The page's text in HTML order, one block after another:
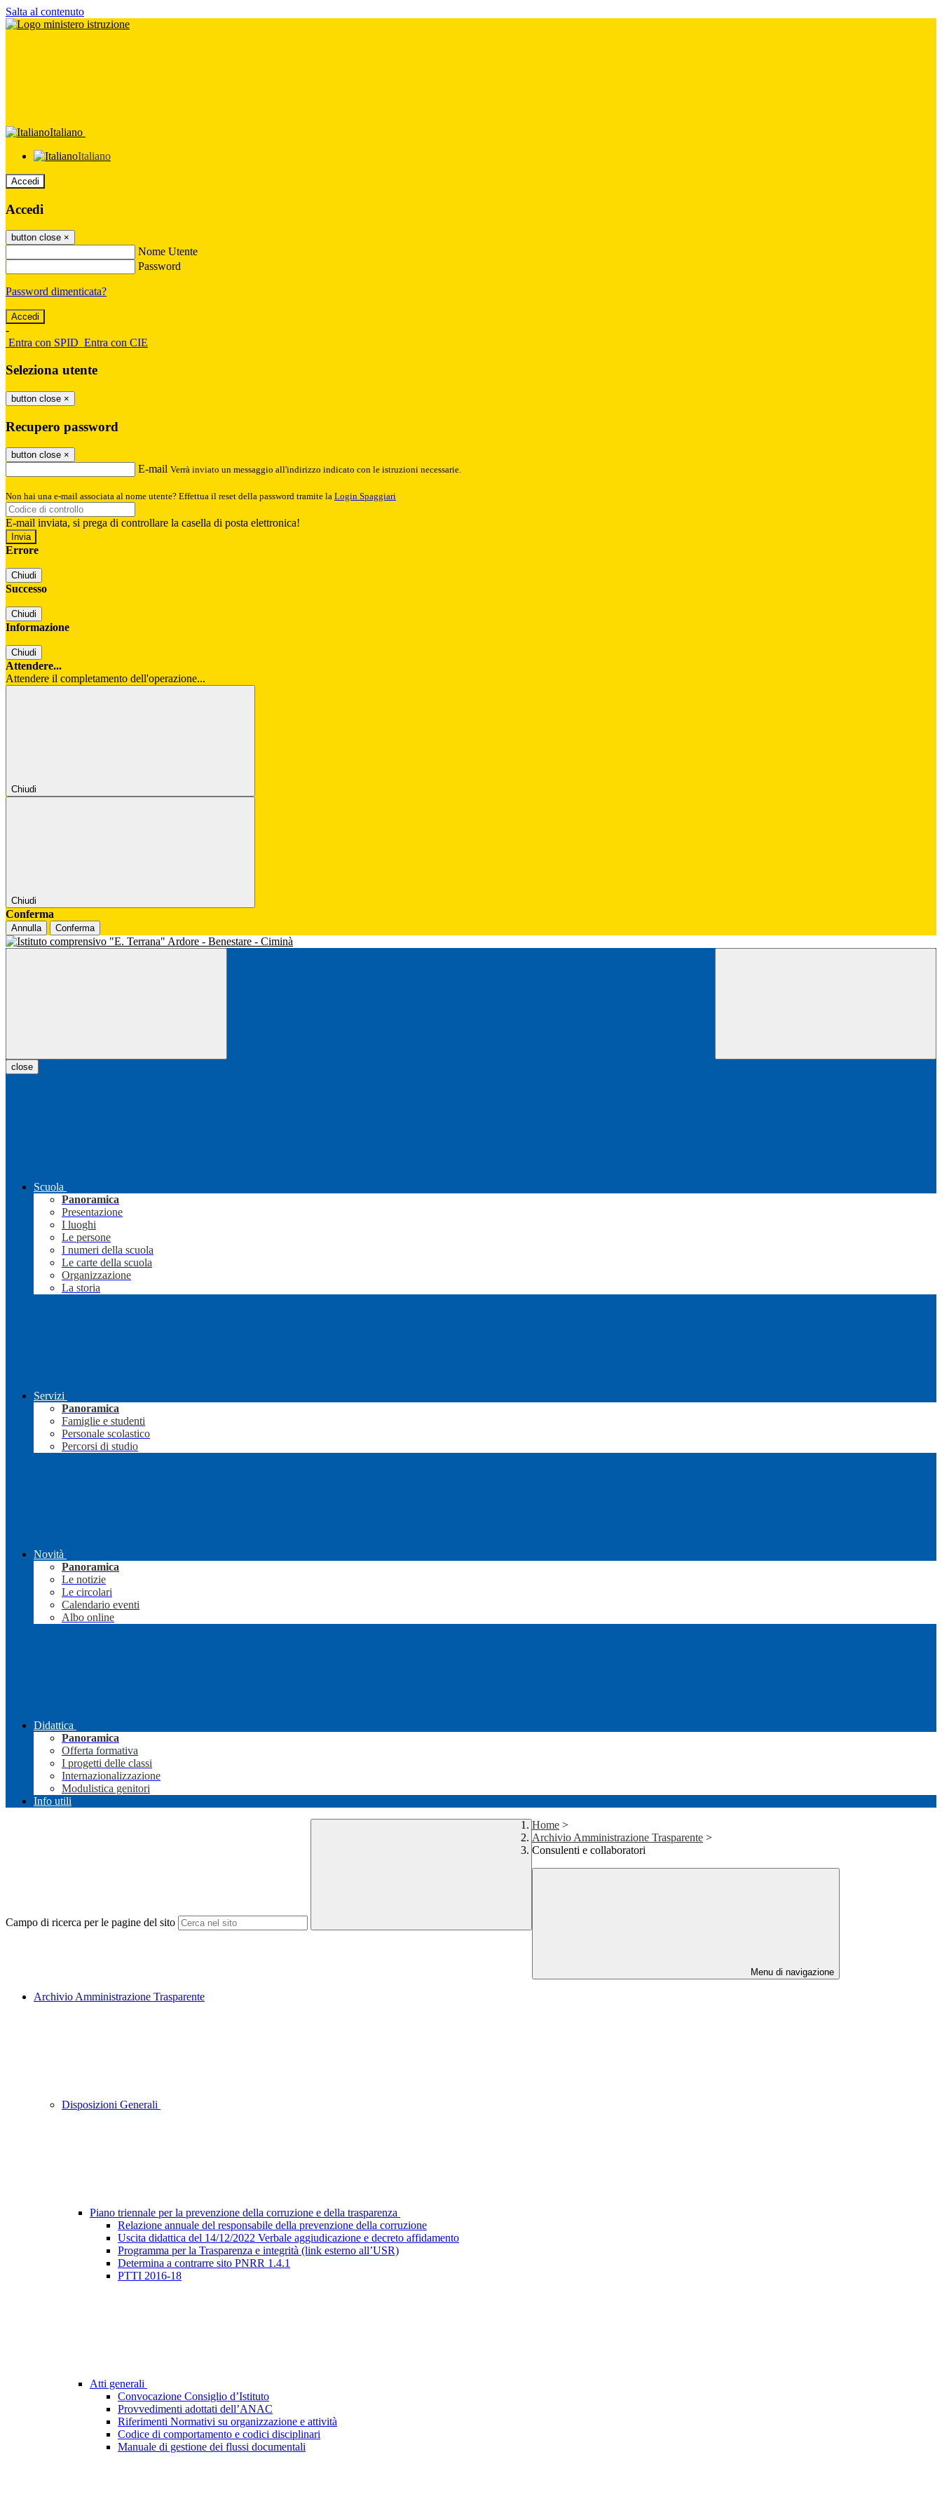
Salta al contenuto
Italiano
Italiano
Accedi
Accedi
button close ×
Nome Utente
Password
Password dimenticata?
-
Entra con SPID Entra con CIE
Seleziona utente
button close ×
Recupero password
button close ×
E-mail Verrà inviato un messaggio all'indirizzo indicato con le istruzioni necessarie.
Non hai una e-mail associata al nome utente? Effettua il reset della password tramite la Login Spaggiari
E-mail inviata, si prega di controllare la casella di posta elettronica!
Errore
Chiudi
Successo
Chiudi
Informazione
Chiudi
Attendere...
Attendere il completamento dell'operazione...
Chiudi
Chiudi
Conferma
Annulla Conferma
close
Scuola
Panoramica
Presentazione
I luoghi
Le persone
I numeri della scuola
Le carte della scuola
Organizzazione
La storia
Servizi
Panoramica
Famiglie e studenti
Personale scolastico
Percorsi di studio
Novità
Panoramica
Le notizie
Le circolari
Calendario eventi
Albo online
Didattica
Panoramica
Offerta formativa
I progetti delle classi
Internazionalizzazione
Modulistica genitori
Info utili
Campo di ricerca per le pagine del sito
Home >
Archivio Amministrazione Trasparente >
Consulenti e collaboratori
Menu di navigazione
Archivio Amministrazione Trasparente
Disposizioni Generali
Piano triennale per la prevenzione della corruzione e della trasparenza
Relazione annuale del responsabile della prevenzione della corruzione
Uscita didattica del 14/12/2022 Verbale aggiudicazione e decreto affidamento
Programma per la Trasparenza e integrità (link esterno all’USR)
Determina a contrarre sito PNRR 1.4.1
PTTI 2016-18
Atti generali
Convocazione Consiglio d’Istituto
Provvedimenti adottati dell’ANAC
Riferimenti Normativi su organizzazione e attività
Codice di comportamento e codici disciplinari
Manuale di gestione dei flussi documentali